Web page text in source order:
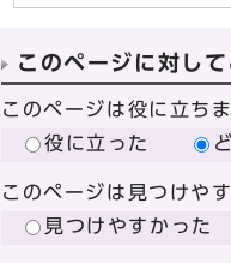
このページに対し
このページは役に立ち
役に立った
このページは見つけや
見つけやすかった